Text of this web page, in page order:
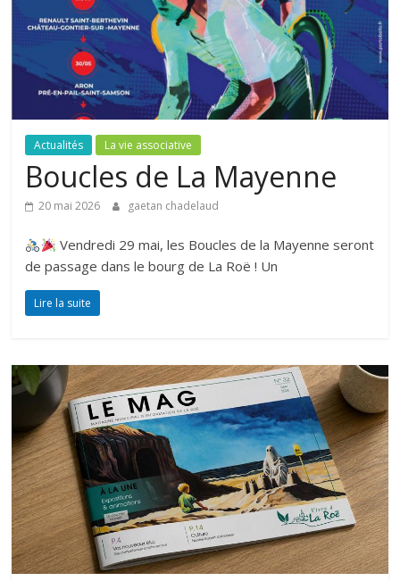
Actualités La vie associative
Boucles de La Mayenne
20 mai 2026 gaetan chadelaud
Vendredi 29 mai, les Boucles de la Mayenne seront
de passage dans le bourg de La Roë ! Un
Lire la suite